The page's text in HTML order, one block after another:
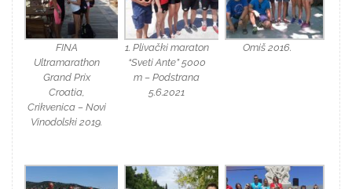
FINA
Ultramarathon
Grand Prix
Croatia,
Crikvenica – Novi
Vinodolski 2019.
1. Plivački maraton
“Sveti Ante” 5000
m – Podstrana
5.6.2021
Omiš 2016.